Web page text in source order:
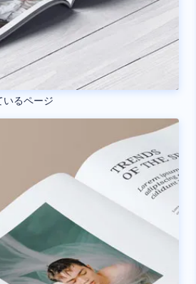
るページ